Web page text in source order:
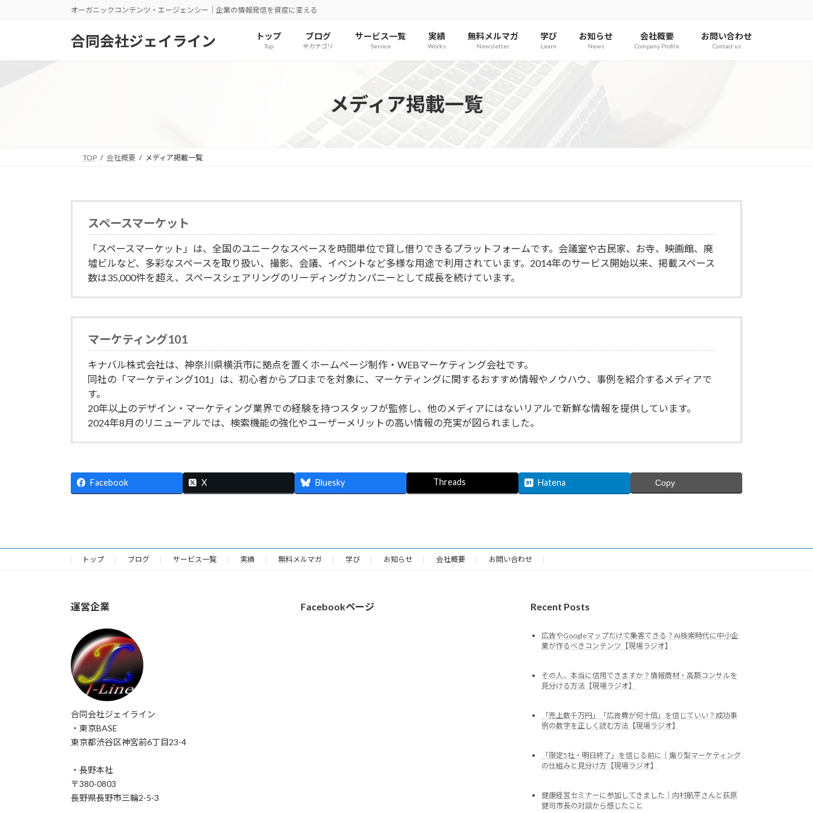
オーガニックコンテンツ・エージェンシー｜企業の情報発信を資産に変える
合同会社ジェイライン トップ
Top
ブログ
全カテゴリ
サービス一覧
Service
実績
Works
無料メルマガ
Newsletter
学び
Learn
お知らせ
News
会社概要
Company Profile
お問い合わせ
Contact us
メディア掲載一覧
TOP 会社概要 メディア掲載一覧
スペースマーケット
「スペースマーケット」は、全国のユニークなスペースを時間単位で貸し借りできるプラットフォームです。会議室や古民家、お寺、映画館、廃
墟ビルなど、多彩なスペースを取り扱い、撮影、会議、イベントなど多様な用途で利用されています。2014年のサービス開始以来、掲載スペース
数は35,000件を超え、スペースシェアリングのリーディングカンパニーとして成長を続けています。
マーケティング101
キナバル株式会社は、神奈川県横浜市に拠点を置くホームページ制作・WEBマーケティング会社です。
同社の「マーケティング101」は、初心者からプロまでを対象に、マーケティングに関するおすすめ情報やノウハウ、事例を紹介するメディアで
す。
20年以上のデザイン・マーケティング業界での経験を持つスタッフが監修し、他のメディアにはないリアルで新鮮な情報を提供しています。
2024年8月のリニューアルでは、検索機能の強化やユーザーメリットの高い情報の充実が図られました。
Facebook X Bluesky Threads Hatena Copy
トップ ブログ サービス一覧 実績 無料メルマガ 学び お知らせ 会社概要 お問い合わせ
運営企業
合同会社ジェイライン
・東京BASE
東京都渋谷区神宮前6丁目23-4
・長野本社
〒380-0803
長野県長野市三輪2-5-3
Facebookページ Recent Posts
広告やGoogleマップだけで集客できる？AI検索時代に中小企
業が作るべきコンテンツ【現場ラジオ】
その人、本当に信用できますか？情報商材・高額コンサルを
見分ける方法【現場ラジオ】
「売上数千万円」「広告費が何十倍」を信じていい？成功事
例の数字を正しく読む方法【現場ラジオ】
「限定5社・明日終了」を信じる前に｜煽り型マーケティング
の仕組みと見分け方【現場ラジオ】
健康経営セミナーに参加してきました｜内村航平さんと荻原
健司市長の対談から感じたこと